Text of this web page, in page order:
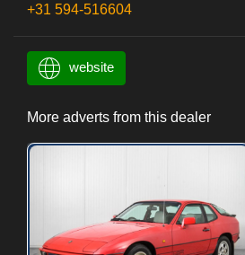
+31 594-516604
website
More adverts from this dealer